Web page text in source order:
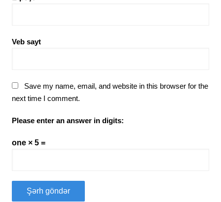
Veb sayt
Save my name, email, and website in this browser for the
next time I comment.
Please enter an answer in digits:
one × 5 =